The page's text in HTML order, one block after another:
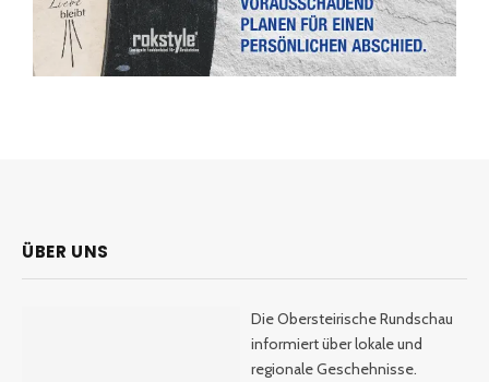
ÜBER UNS
Die Obersteirische Rundschau
informiert über lokale und
regionale Geschehnisse.